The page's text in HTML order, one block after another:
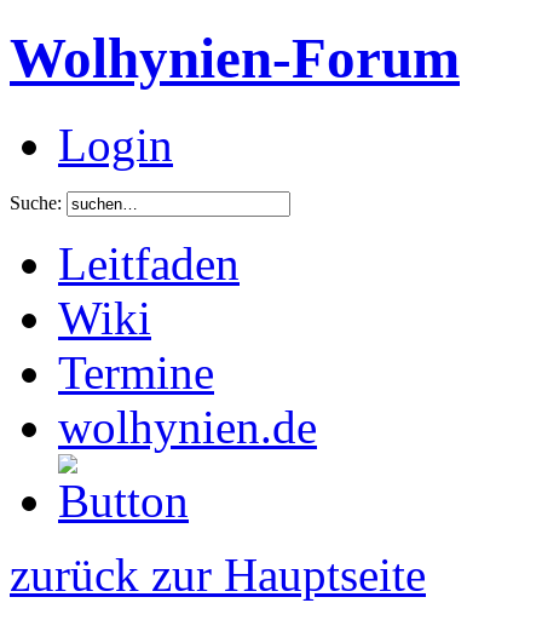
Wolhynien-Forum
Login
Suche:
Leitfaden
Wiki
Termine
wolhynien.de
zurück zur Hauptseite